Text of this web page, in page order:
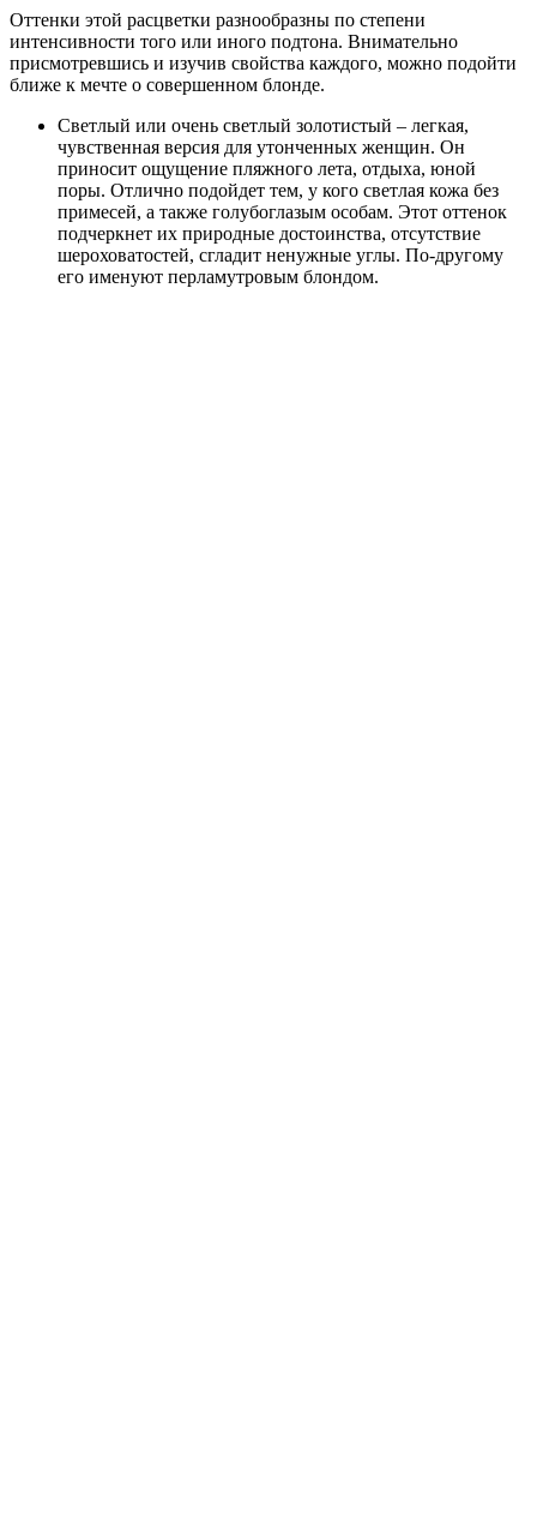
Оттенки этой расцветки разнообразны по степени
интенсивности того или иного подтона. Внимательно
присмотревшись и изучив свойства каждого, можно подойти
ближе к мечте о совершенном блонде.
Светлый или очень светлый золотистый – легкая,
чувственная версия для утонченных женщин. Он
приносит ощущение пляжного лета, отдыха, юной
поры. Отлично подойдет тем, у кого светлая кожа без
примесей, а также голубоглазым особам. Этот оттенок
подчеркнет их природные достоинства, отсутствие
шероховатостей, сгладит ненужные углы. По-другому
его именуют перламутровым блондом.